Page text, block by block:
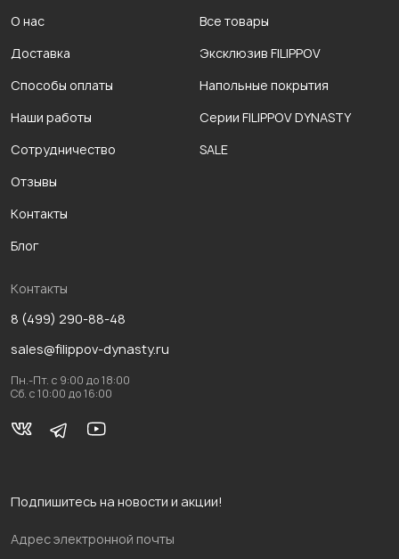
О нас
Доставка
Способы оплаты
Наши работы
Сотрудничество
Отзывы
Контакты
Блог
Все товары
Эксклюзив FILIPPOV
Напольные покрытия
Серии FILIPPOV DYNASTY
SALE
Контакты
8 (499) 290-88-48
sales@filippov-dynasty.ru
Пн.-Пт. с 9:00 до 18:00
Сб. с 10:00 до 16:00
Подпишитесь на новости и акции!
Адрес электронной почты